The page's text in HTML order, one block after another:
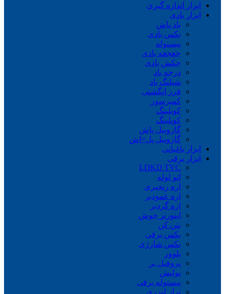
ابزار اندازه گیری
ابزار بادی
باد پاش
بکس بادی
پیستوله
جغجغه بادی
چکش بادی
درجه باد
شیلنگ باد
فرز انگشتی
کمپرسور
کوبلینگ
کوپلینگ
گازوییل پاش
گازوییل پل=اش
ابزار باغبانی
ابزار برقی
LDKD TVC
اتو لوله
اره زنجیری
اره عمودبر
اره گردبر
اینورتر جوش
بتن کن
بکس برقی
بکس شارژی
بلوور
پروفیل بر
پولیش
پیستوله برقی
تراز لیزری